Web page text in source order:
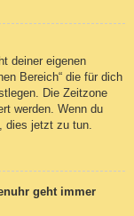
deiner eigenen
Bereich“ die für dich
Die Zeitzone
werden. Wenn du
dies jetzt zu tun.
geht immer